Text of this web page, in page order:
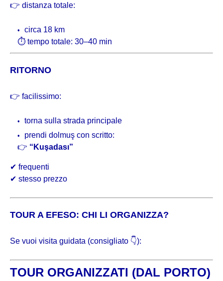
👉 distanza totale:
circa 18 km
⏱ tempo totale: 30–40 min
RITORNO
👉 facilissimo:
torna sulla strada principale
prendi dolmuş con scritto:
👉 “Kuşadası”
✔ frequenti
✔ stesso prezzo
TOUR A EFESO: CHI LI ORGANIZZA?
Se vuoi visita guidata (consigliato 👇):
TOUR ORGANIZZATI (DAL PORTO)